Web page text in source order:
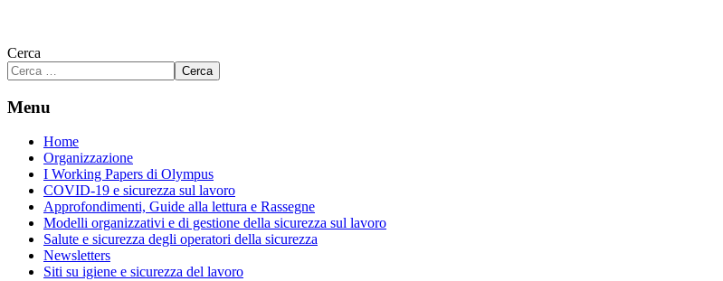
Cerca
Cerca
Menu
Home
Organizzazione
I Working Papers di Olympus
COVID-19 e sicurezza sul lavoro
Approfondimenti, Guide alla lettura e Rassegne
Modelli organizzativi e di gestione della sicurezza sul lavoro
Salute e sicurezza degli operatori della sicurezza
Newsletters
Siti su igiene e sicurezza del lavoro